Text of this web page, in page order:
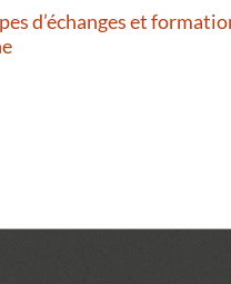
d’échanges et